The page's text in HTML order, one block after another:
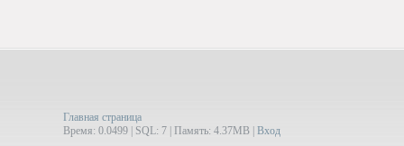
Главная страница
Время: 0.0499 | SQL: 7 | Память: 4.37MB Вход